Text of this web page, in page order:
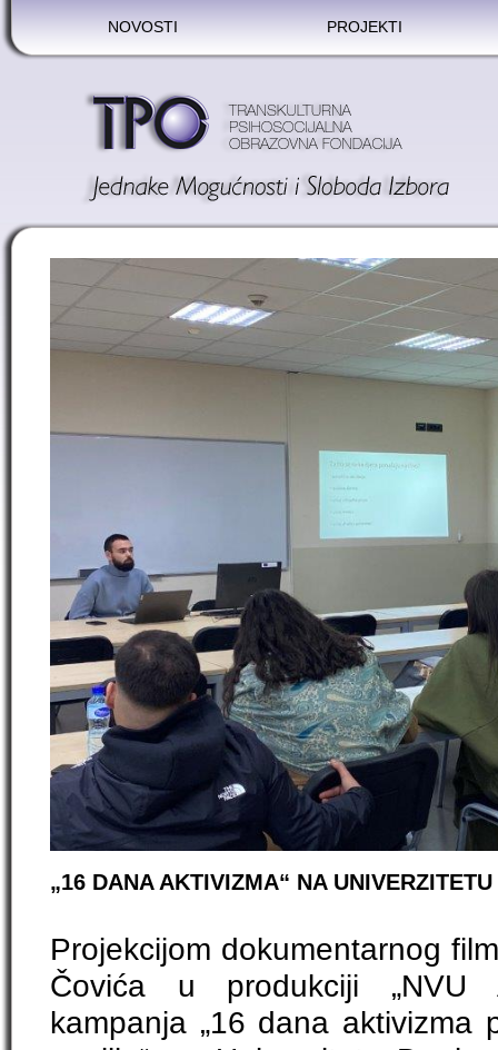
NOVOSTI PROJEKTI
„16 DANA AKTIVIZMA“ NA
Projekcijom dokumentarnog
Čovića u produkciji „NVU
kampanja „16 dana aktivizma